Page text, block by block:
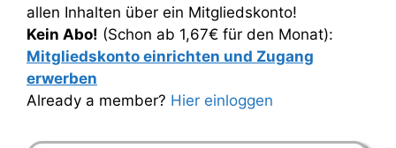
allen Inhalten über ein Mitgliedskonto!
Kein Abo! (Schon ab 1,67€ für den Monat):
Mitgliedskonto einrichten und Zugang
erwerben
Already a member? Hier einloggen